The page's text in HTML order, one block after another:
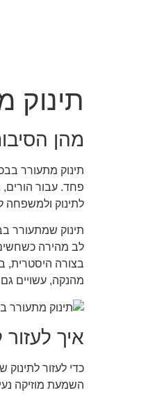
תינוק
מהן
תינוק מתעורר
פחד. עבור הורים,
לתינוק ולמשפחה
תינוק שמתעורר
לב מהירה כשחשים
בצורה היסטרית,
מהנקה, עשויים
איך
כדי לעזור
השמעת מוזיקה